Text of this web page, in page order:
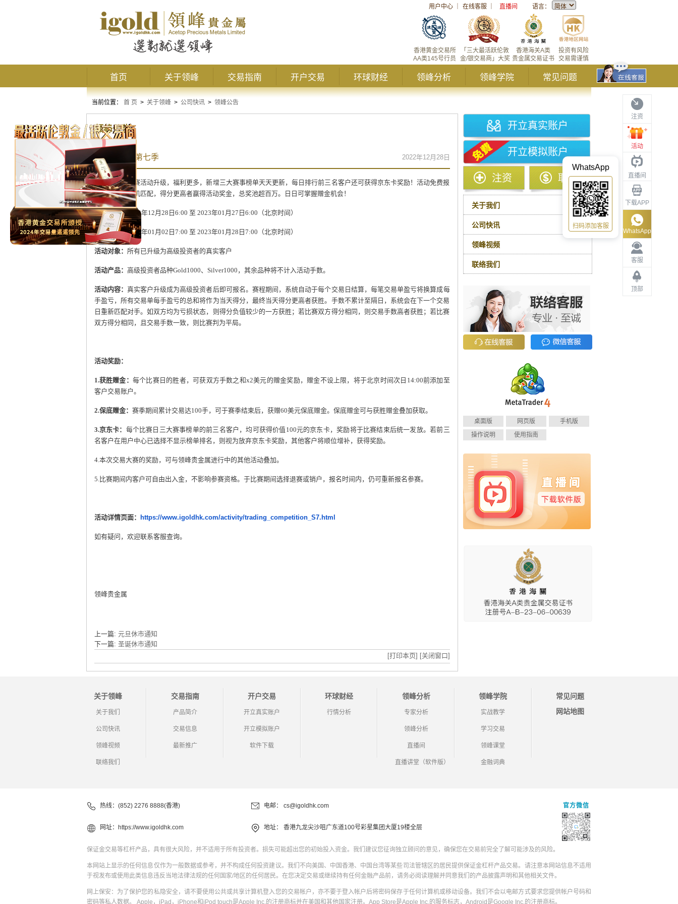
用户中心 在线客服 直播间 语言：
投资有风险
交易需谨慎
香港海关A类
贵金属交易证书
「三大最活跃伦敦
金/银交易商」大奖
香港黄金交易所
AA类145号行员
首页 关于领峰 交易指南 开户交易 环球财经 领峰分析 领峰学院 常见问题
注资
活动
直播间
下载APP
客服
顶部
WhatsApp
WhatsApp
扫码添加客服
当前位置： 首 页 > 关于领峰 > 公司快讯 > 领峰公告
领峰公告
交易争霸赛第七季 2022年12月28日
领峰交易争霸赛活动升级，福利更多，新增三大赛事榜单天天更新，每日排行前三名客户还可获得京东卡奖励！活动免费报
名，一对一随机匹配，得分更高者赢得活动奖金，总奖池超百万。日日可掌握赠金机会！
报名时间：2022年12月 28 日 6:00 至 2023年01月 27 日 6:00 （北京时间）
比赛时间：2023年01月 02 日 7:00 至 2023年01月 28 日 7:00 （北京时间）
活动对象： 所有已升级为高级投资者的真实客户
活动产品： 高级投资者品种Gold1000、 Silver1000 ，其余品种将不计入活动手数。
活动内容： 真实客户升级成为高级投资者后即可报名。赛程期间，系统自动于每个交易日结算，每笔交易单盈亏将换算成每
手盈亏，所有交易单每手盈亏的总和将作为当天得分，最终当天得分更高者获胜。手数不累计至隔日，系统会在下一个交易
日重新匹配对手。如双方均为亏损状态，则得分负值较少的一方获胜；若比赛双方得分相同，则交易手数高者获胜；若比赛
双方得分相同，且交易手数一致，则比赛判为平局。
活动奖励：
1.获胜赠金： 每个比赛日的胜者，可获双方手数之和x2美元的赠金奖励，赠金不设上限，将于北京时间次日 14:00前添加至
客户交易账户。
2.保底赠金： 赛季期间累计交易达100手，可于赛季结束后，获赠60美元保底赠金。保底赠金可与获胜赠金叠加获取。
3.京东卡： 每个比赛日三大赛事榜单的前三名客户，均可获得价值 100元的京东卡，奖励将于比赛结束后统一发放。若前三
名客户在用户中心已选择不显示榜单排名，则视为放弃京东卡奖励，其他客户将顺位增补，获得奖励。
4.本次交易大赛的奖励，可与领峰贵金属进行中的其他活动叠加。
5.比赛期间内客户可自由出入金，不影响参赛资格。于比赛期间选择退赛或销户，报名时间内，仍可重新报名参赛。
活动详情页面： https://www.igoldhk.com/activity/trading_competition_S7.html
如有疑问，欢迎联系客服查询。
领峰贵金属
上一篇: 元旦休市通知
下一篇: 圣诞休市通知
[打印本页] [关闭窗口]
开立真实账户
开立模拟账户
注资 取款
关于我们
公司快讯
领峰视频
联络我们
桌面版 网页版
手机版
操作说明
使用指南
关于领峰
关于我们
公司快讯
领峰视频
联络我们
交易指南
产品简介
交易信息
最新推广
开户交易
开立真实账户
开立模拟账户
软件下载
环球财经
行情分析
领峰分析
专家分析
领峰分析
直播间
直播讲堂（软件版）
领峰学院
实战教学
学习交易
领峰课堂
金融词典
常见问题
网站地图
热线：(852) 2276 8888(香港) 电邮： cs@igoldhk.com
网址： https://www.igoldhk.com 地址： 香港九龙尖沙咀广东道100号彩星集团大厦19楼全层
官方微信
保证金交易等杠杆产品，具有很大风险，并不适用于所有投资者。损失可能超出您的初始投入资金。我们建议您征询独立顾问的意见，确保您在交易前完全了解可能涉及的风险。
本网站上显示的任何信息仅作为一般数据或参考，并不构成任何投资建议。我们不向美国、中国香港、中国台湾等某些司法管辖区的居民提供保证金杠杆产品交易。请注意本网站信息不适用
于视发布或使用此类信息违反当地法律法规的任何国家/地区的任何居民。在您决定交易或继续持有任何金融产品前，请务必阅读理解并同意我们的产品披露声明和其他相关文件。
网上保安：为了保护您的私隐安全，请不要使用公共或共享计算机登入您的交易帐户，亦不要于登入帐户后将密码保存于任何计算机或移动设备。我们不会以电邮方式要求您提供帐户号码和
密码等私人数据。 Apple，iPad，iPhone和iPod touch是Apple Inc.的注册商标并在美国和其他国家注册。App Store是Apple Inc.的服务标志，Android是Google Inc.的注册商标。